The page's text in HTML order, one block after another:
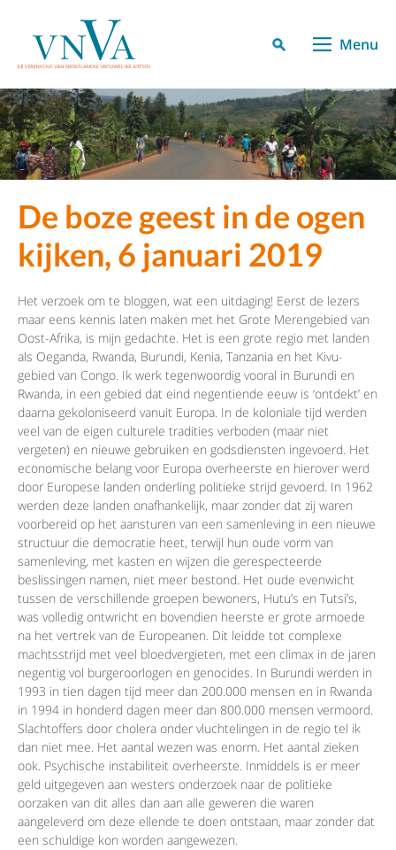
Menu
De boze geest in de ogen
kijken, 6 januari 2019
Het verzoek om te bloggen, wat een uitdaging! Eerst de lezers
maar eens kennis laten maken met het Grote Merengebied van
Oost-Afrika, is mijn gedachte. Het is een grote regio met landen
als Oeganda, Rwanda, Burundi, Kenia, Tanzania en het Kivu-
gebied van Congo. Ik werk tegenwoordig vooral in Burundi en
Rwanda, in een gebied dat eind negentiende eeuw is ‘ontdekt’ en
daarna gekoloniseerd vanuit Europa. In de koloniale tijd werden
veel van de eigen culturele tradities verboden (maar niet
vergeten) en nieuwe gebruiken en godsdiensten ingevoerd. Het
economische belang voor Europa overheerste en hierover werd
door Europese landen onderling politieke strijd gevoerd. In 1962
werden deze landen onafhankelijk, maar zonder dat zij waren
voorbereid op het aansturen van een samenleving in een nieuwe
structuur die democratie heet, terwijl hun oude vorm van
samenleving, met kasten en wijzen die gerespecteerde
beslissingen namen, niet meer bestond. Het oude evenwicht
tussen de verschillende groepen bewoners, Hutu’s en Tutsi’s,
was volledig ontwricht en bovendien heerste er grote armoede
na het vertrek van de Europeanen. Dit leidde tot complexe
machtsstrijd met veel bloedvergieten, met een climax in de jaren
negentig vol burgeroorlogen en genocides. In Burundi werden in
1993 in tien dagen tijd meer dan 200.000 mensen en in Rwanda
in 1994 in honderd dagen meer dan 800.000 mensen vermoord.
Slachtoffers door cholera onder vluchtelingen in de regio tel ik
dan niet mee. Het aantal wezen was enorm. Het aantal zieken
ook. Psychische instabiliteit overheerste. Inmiddels is er meer
geld uitgegeven aan westers onderzoek naar de politieke
oorzaken van dit alles dan aan alle geweren die waren
aangeleverd om deze ellende te doen ontstaan, maar zonder dat
een schuldige kon worden aangewezen.